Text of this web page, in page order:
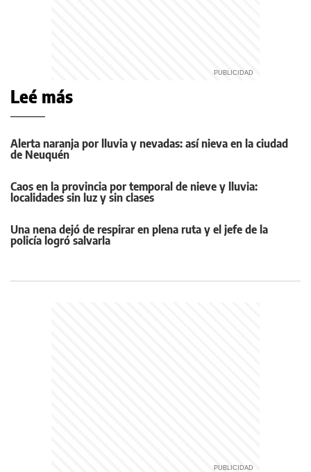
Leé más
Alerta naranja por lluvia y nevadas: así nieva en la ciudad
de Neuquén
Caos en la provincia por temporal de nieve y lluvia:
localidades sin luz y sin clases
Una nena dejó de respirar en plena ruta y el jefe de la
policía logró salvarla